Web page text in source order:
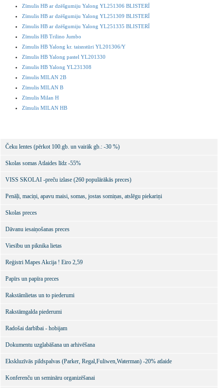
Zīmulis HB ar dzēšgumiju Yalong YL251306 BLISTERĪ
Zīmulis HB ar dzēšgumiju Yalong YL251309 BLISTERĪ
Zīmulis HB ar dzēšgumiju Yalong YL251335 BLISTERĪ
Zīmulis HB Trilino Jumbo
Zimulis HB Yalong kr. taisnstūri YL201306/Y
Zīmulis HB Yalong pastel YL201330
Zimulis HB Yalong YL231308
Zīmulis MILAN 2B
Zīmulis MILAN B
Zīmulis Milan H
Zīmulis MILAN HB
Čeku lentes (pērkot 100.gb. un vairāk gb.: -30 %)
Skolas somas Atlaides līdz -55%
VISS SKOLAI -preču izlase (260 populārākās preces)
Penāļi, maciņi, apavu maisi, somas, jostas somiņas, atslēgu piekariņi
Skolas preces
Dāvanu iesaiņošanas preces
Viesību un piknika lietas
Reģistri Mapes Akcija ! Eiro 2,59
Papīrs un papīra preces
Rakstāmlietas un to piederumi
Rakstāmgalda piederumi
Radošai darbībai - hobijam
Dokumentu uzglabāšana un arhivēšana
Ekskluzīvās pildspalvas (Parker, Regal,Fuliwen,Waterman) -20% atlaide
Konferenču un semināru organizēšanai